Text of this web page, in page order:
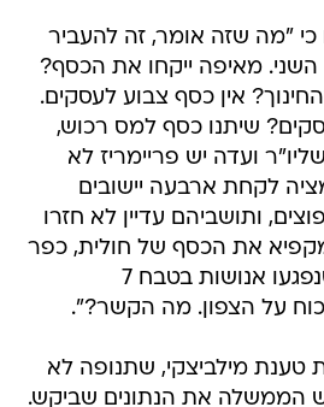
כי "מה שזה אומר, זה להעביר
מאיפה ייקחו את הכסף?
אין כסף צבוע לעסקים.
שיתנו כסף למס רכוש,
ועדה יש פריימריז לא
לקחת ארבעה יישובים
ותושביהם עדיין לא חזרו
את הכסף של חולית, כפר
עזה, ניר עוז ובארי, שנפגעו אנושות בטבח 7
על הצפון. מה הקשר?".
טענת מילביצקי, שתנופה לא
הממשלה את הנתונים שביקש.